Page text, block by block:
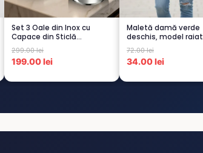
Set 3 Oale din Inox cu
Capace din Sticlă
Termorezistent...
299.00 lei
199.00 lei
Maletă damă verde
deschis, model raiat
72.00 lei
34.00 lei